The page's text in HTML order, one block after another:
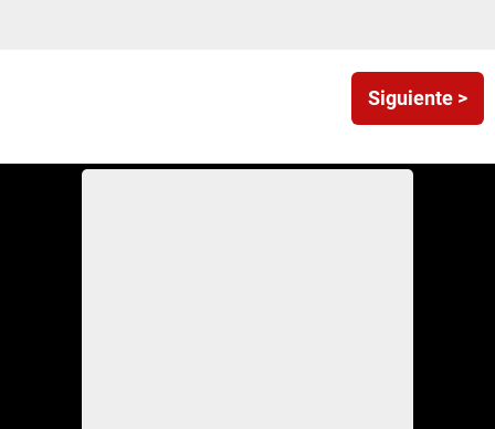
Siguiente >